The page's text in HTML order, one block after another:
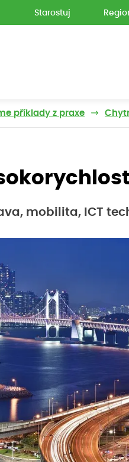
Starostuj
příklady z praxe
mobilita, ICT